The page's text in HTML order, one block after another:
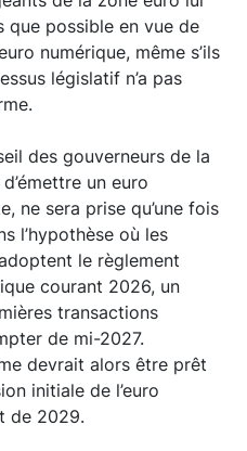
que possible en vue de
numérique, même s’ils
législatif n’a pas
des gouverneurs de la
un euro
ne sera prise qu’une fois
l’hypothèse où les
le règlement
courant 2026, un
transactions
de mi-2027.
devrait alors être prêt
initiale de l’euro
de 2029.